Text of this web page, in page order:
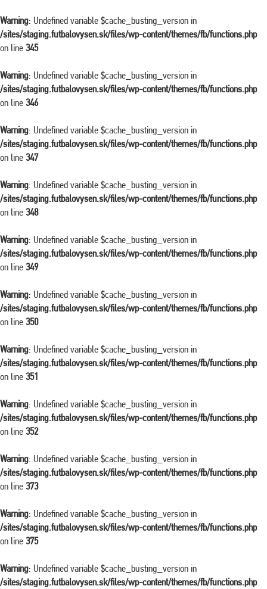
Warning: Undefined variable $cache_busting_version in
/sites/staging.futbalovysen.sk/files/wp-content/themes/fb/functions.php
on line 345
Warning: Undefined variable $cache_busting_version in
/sites/staging.futbalovysen.sk/files/wp-content/themes/fb/functions.php
on line 346
Warning: Undefined variable $cache_busting_version in
/sites/staging.futbalovysen.sk/files/wp-content/themes/fb/functions.php
on line 347
Warning: Undefined variable $cache_busting_version in
/sites/staging.futbalovysen.sk/files/wp-content/themes/fb/functions.php
on line 348
Warning: Undefined variable $cache_busting_version in
/sites/staging.futbalovysen.sk/files/wp-content/themes/fb/functions.php
on line 349
Warning: Undefined variable $cache_busting_version in
/sites/staging.futbalovysen.sk/files/wp-content/themes/fb/functions.php
on line 350
Warning: Undefined variable $cache_busting_version in
/sites/staging.futbalovysen.sk/files/wp-content/themes/fb/functions.php
on line 351
Warning: Undefined variable $cache_busting_version in
/sites/staging.futbalovysen.sk/files/wp-content/themes/fb/functions.php
on line 352
Warning: Undefined variable $cache_busting_version in
/sites/staging.futbalovysen.sk/files/wp-content/themes/fb/functions.php
on line 373
Warning: Undefined variable $cache_busting_version in
/sites/staging.futbalovysen.sk/files/wp-content/themes/fb/functions.php
on line 375
Warning: Undefined variable $cache_busting_version in
/sites/staging.futbalovysen.sk/files/wp-content/themes/fb/functions.php